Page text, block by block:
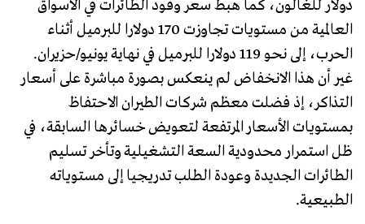
دولار للغالون، كما هبط سعر وقود الطائرات في الأسواق
العالمية من مستويات تجاوزت 170 دولارا للبرميل أثناء
الحرب، إلى نحو 119 دولارا للبرميل في نهاية يونيو/حزيران.
غير أن هذا الانخفاض لم ينعكس بصورة مباشرة على أسعار
التذاكر، إذ فضلت معظم شركات الطيران الاحتفاظ
بمستويات الأسعار المرتفعة لتعويض خسائرها السابقة، في
ظل استمرار محدودية السعة التشغيلية وتأخر تسليم
الطائرات الجديدة وعودة الطلب تدريجيا إلى مستوياته
الطبيعية.